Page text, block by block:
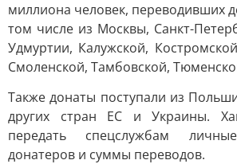
миллиона человек, переводивших
том числе из Москвы, Санкт-
Удмуртии, Калужской,
Смоленской, Тамбовской,
Также донаты поступали из
других стран ЕС и Украины.
передать спецслужбам
донатеров и суммы переводов.